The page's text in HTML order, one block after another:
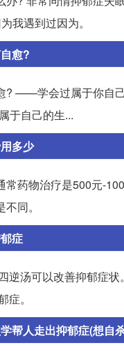
我遇到过因为。
愈?
? ——学会过属于你自
于自己的生...
多少
常药物治疗是500元-
同。
症
逆汤可以改善抑郁症
症。
帮人走出抑郁症(想自